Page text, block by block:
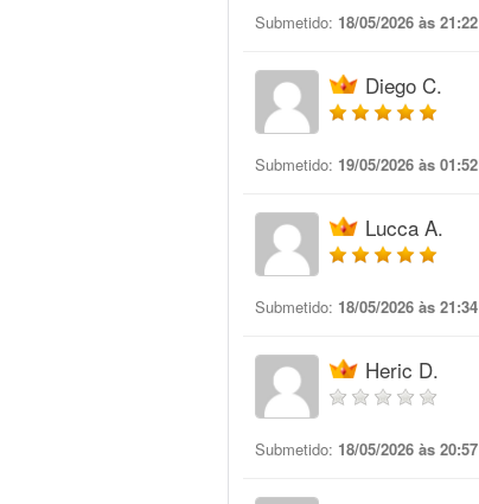
Submetido: 18/05/2026 às 21:22
Diego C.
Submetido: 19/05/2026 às 01:52
Lucca A.
Submetido: 18/05/2026 às 21:34
Heric D.
Submetido: 18/05/2026 às 20:57